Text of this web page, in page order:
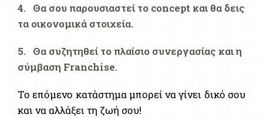
4. Θα σου παρουσιαστεί το concept και θα δεις
τα οικονομικά στοιχεία.
5. Θα συζητηθεί το πλαίσιο συνεργασίας και η
σύμβαση Franchise.
Το επόμενο κατάστημα μπορεί να γίνει δικό σου
και να αλλάξει τη ζωή σου!